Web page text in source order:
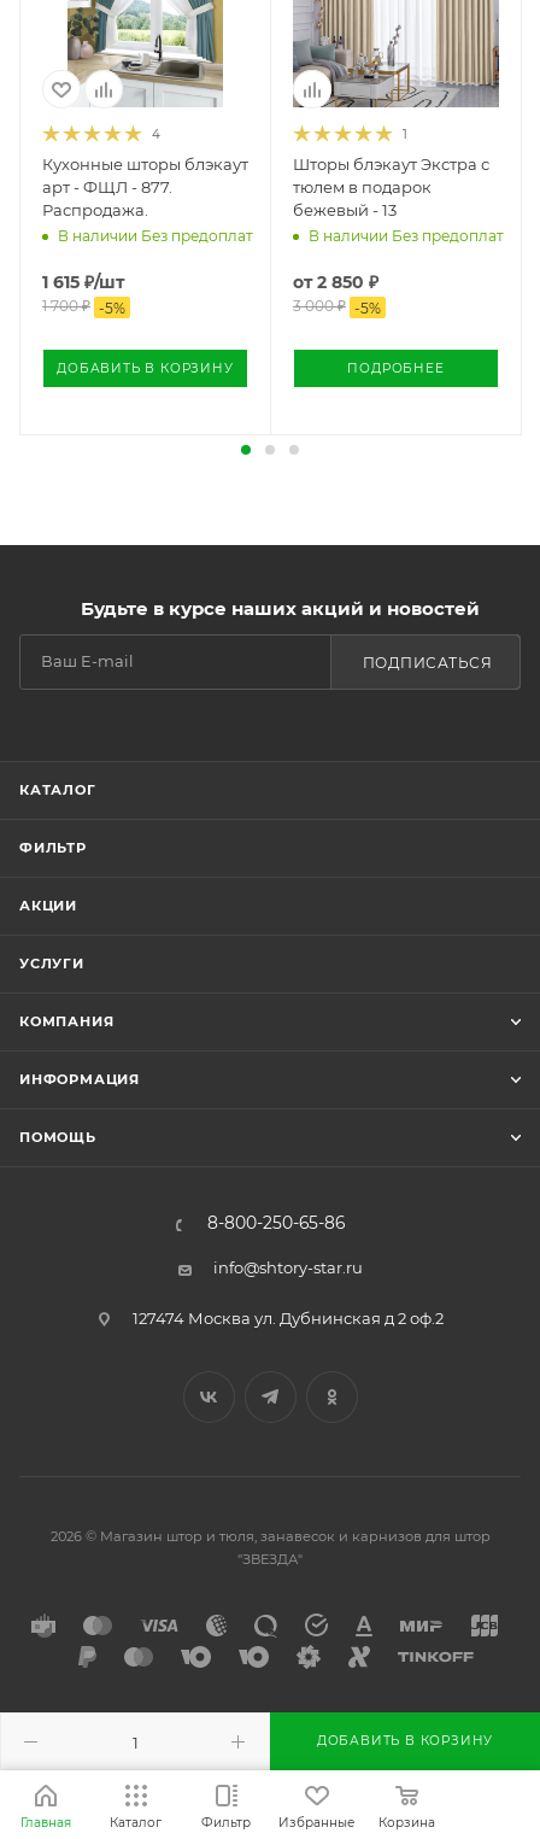
ДОБАВИТЬ В КОРЗИНУ
необходимую вам высоту тюля при оформлении заказа, и вы
получите уже готовое изделие, подшитое по высоте, которое
можно сразу повесить на окно, эта услуга в нашей компании
абсолютно бесплатная. Этот вид тюля очень популярен
продаваемых товаров нашего интернет-магазина.
4
Кухонные шторы блэкаут
арт - ФЩЛ - 877.
Распродажа.
В наличии Без предоплат
1 615 ₽/шт
1 700₽ -5%
ДОБАВИТЬ В КОРЗИНУ
1
Шторы блэкаут Экстра с
тюлем в подарок
бежевый - 13
В наличии Без предоплат
от2 850 ₽
3 000 ₽ -5%
ПОДРОБНЕЕ
Будьте в курсе наших акций и новостей
ПОДПИСАТЬСЯ
КАТАЛОГ
ФИЛЬТР
АКЦИИ
УСЛУГИ
КОМПАНИЯ
ИНФОРМАЦИЯ
ПОМОЩЬ
8-800-250-65-86
info@shtory-star.ru
127474 Москва ул. Дубнинская д 2 оф.2
2026 © Магазин штор и тюля, занавесок и карнизов для штор
"ЗВЕЗДА"
Главная Каталог Фильтр Избранные Корзина